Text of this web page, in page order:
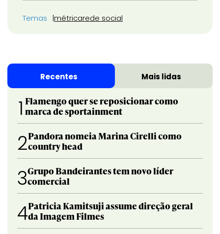
Temas métricarede social
Recentes Mais lidas
1 Flamengo quer se reposicionar como
marca de sportainment
2Pandora nomeia Marina Cirelli como
country head
3Grupo Bandeirantes tem novo líder
comercial
4Patricia Kamitsuji assume direção geral
da Imagem Filmes